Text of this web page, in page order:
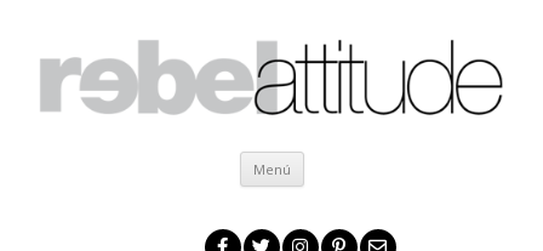
Menú Ir al contenido